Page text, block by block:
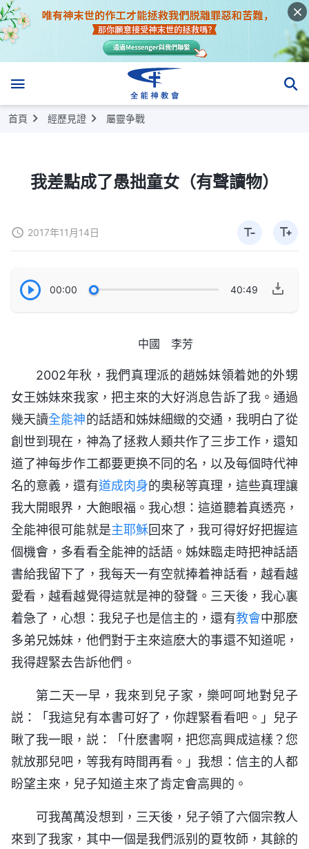
首頁 經歷見證 屬靈争戰
我差點成了愚拙童女（有聲讀物）
2017年11月14日
00:00 40:49
中國 李芳
2002年秋，我們真理派的趙姊妹領着她的外甥
女王姊妹來我家，把主來的大好消息告訴了我。通過
幾天讀全能神的話語和姊妹細緻的交通，我明白了從
創世到現在，神為了拯救人類共作了三步工作，還知
道了神每步作工都要更换不同的名，以及每個時代神
名的意義，還有道成肉身的奥秘等真理，這些真理讓
我大開眼界，大飽眼福。我心想：這道聽着真透亮，
全能神很可能就是主耶穌回來了，我可得好好把握這
個機會，多看看全能神的話語。姊妹臨走時把神話語
書給我留下了，我每天一有空就捧着神話看，越看越
愛看，越看越覺得這就是神的發聲。三天後，我心裏
着急了，心想：我兒子也是信主的，還有教會中那麽
多弟兄姊妹，他們對于主來這麽大的事還不知道呢，
我得趕緊去告訴他們。
第二天一早，我來到兒子家，樂呵呵地對兒子
説：「我這兒有本書可好了，你趕緊看看吧。」兒子
瞅了我一眼，説：「什麽書啊，把您高興成這樣？您
就放那兒吧，等我有時間再看。」我想：信主的人都
盼望主來，兒子知道主來了肯定會高興的。
可我萬萬没想到，三天後，兒子領了六個宗教人
來到了我家，其中一個是我們派别的夏牧師，其餘的